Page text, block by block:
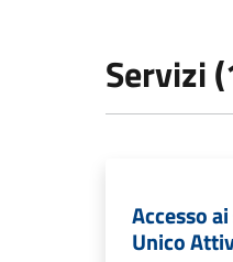
Servizi
Accesso
Unico